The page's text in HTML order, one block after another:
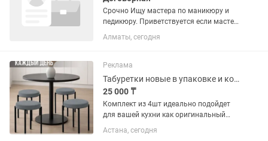
Срочно Ищу мастера по маникюру и
педикюру. Приветствуется если мастер
наращивает ногти . Желательно с
опытом работы . Гибкий график ,50/50 .
педикюрное кресло . Салон...
Алматы, сегодня
Реклама
Табуретки новые в упаковке и коробке
25 000 ₸
Комплект из 4шт идеально подойдет
для вашей кухни как оригинальный
предмет мебели для дома. Наши
табуретки универсальной круглой
Астана, сегодня